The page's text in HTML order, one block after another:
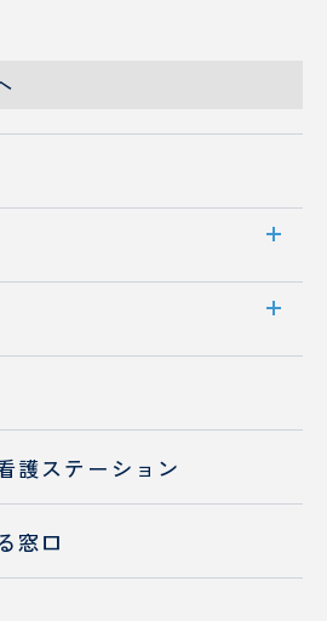
護ステーション
窓口